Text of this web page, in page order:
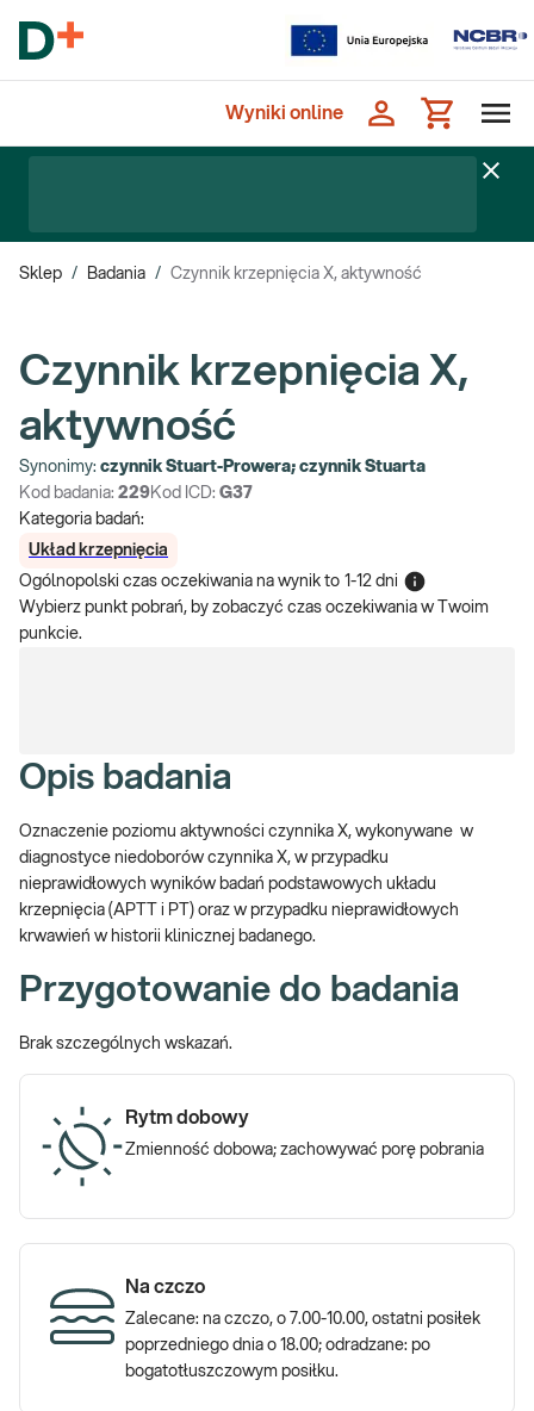
Wyniki online
Sklep / Badania / Czynnik krzepnięcia X, aktywność
Czynnik krzepnięcia X,
aktywność
Synonimy: czynnik Stuart-Prowera; czynnik Stuarta
Kod badania: 229Kod ICD: G37
Kategoria badań:
Układ krzepnięcia
Ogólnopolski czas oczekiwania na wynik to 1-12 dni
Wybierz punkt pobrań, by zobaczyć czas oczekiwania w Twoim
punkcie.
Opis badania
Oznaczenie poziomu aktywności czynnika X, wykonywane w
diagnostyce niedoborów czynnika X, w przypadku
nieprawidłowych wyników badań podstawowych układu
krzepnięcia (APTT i PT) oraz w przypadku nieprawidłowych
krwawień w historii klinicznej badanego.
Przygotowanie do badania
Brak szczególnych wskazań.
Rytm dobowy
Zmienność dobowa; zachowywać porę pobrania
Na czczo
Zalecane: na czczo, o 7.00-10.00, ostatni posiłek
poprzedniego dnia o 18.00; odradzane: po
bogatotłuszczowym posiłku.